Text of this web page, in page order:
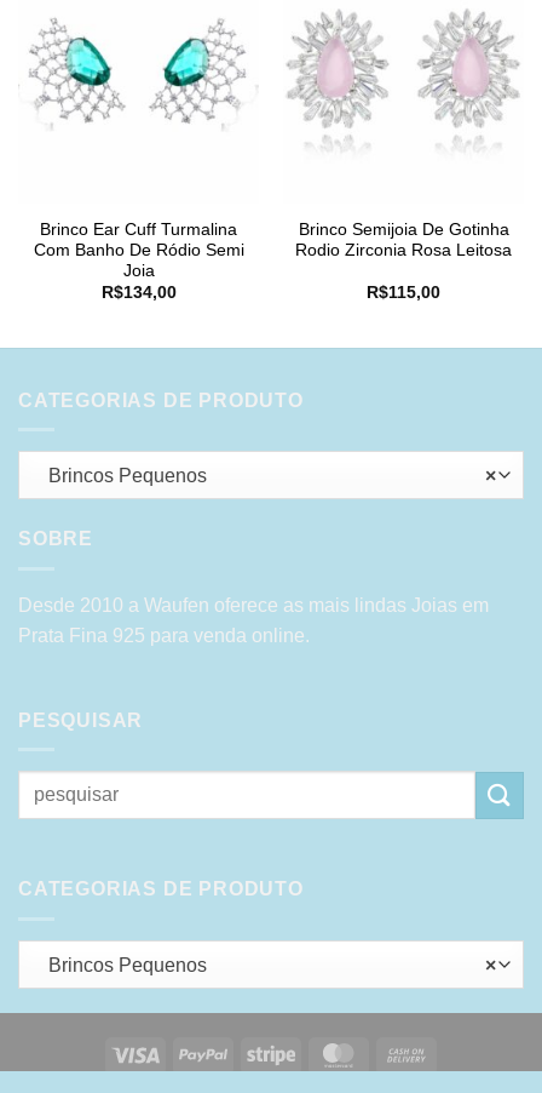
Brinco Ear Cuff Turmalina
Com Banho De Ródio Semi
Joia
R$134,00
Brinco Semijoia De Gotinha
Rodio Zirconia Rosa Leitosa
R$115,00
CATEGORIAS DE PRODUTO
×
Brincos Pequenos
SOBRE
Desde 2010 a Waufen oferece as mais lindas Joias em
Prata Fina 925 para venda online.
PESQUISAR
Pesquisar
por:
CATEGORIAS DE PRODUTO
×
Brincos Pequenos
Visa PayPal Stripe MasterCard